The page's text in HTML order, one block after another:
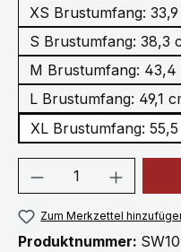
XS Brustumfang:
S Brustumfang: 38,3
M Brustumfang: 43,4
L Brustumfang: 49,1
Produkt
Zum Merkzettel
Produktnummer: